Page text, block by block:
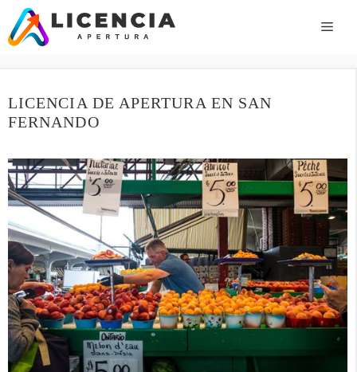
Saltar
contenido
LICENCIA DE APERTURA EN SAN
FERNANDO